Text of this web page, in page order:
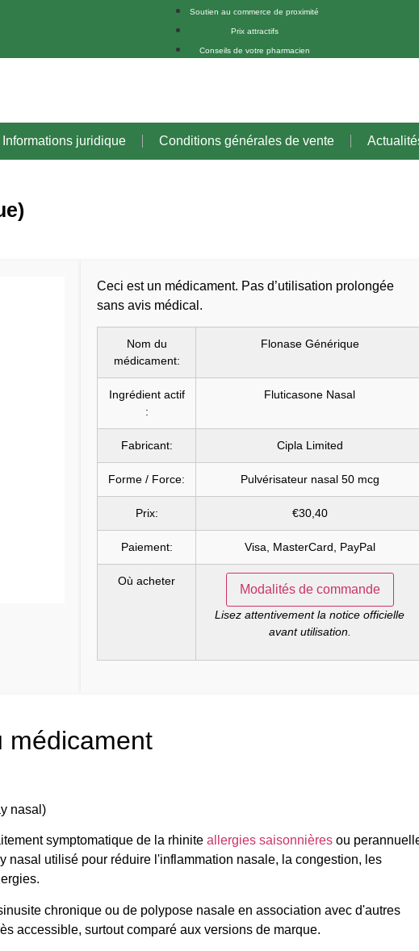
Soutien au commerce de proximité
Prix attractifs
Conseils de votre pharmacien
Informations juridique Conditions générales de vente
Ceci est un médicament. Pas d’utilisation prolongée
sans avis médical.
Nom du
médicament:
Flonase Générique
Ingrédient actif
:
Fluticasone Nasal
Fabricant: Cipla Limited
Forme / Force: Pulvérisateur nasal 50 mcg
Prix: €30,40
Paiement: Visa, MasterCard, PayPal
Où acheter
Modalités de commande
Lisez attentivement la notice officielle
avant utilisation.
médicament
nasal)
symptomatique de la rhinite allergies saisonnières ou
nasal utilisé pour réduire l'inflammation nasale, la congestion, les
chronique ou de polypose nasale en association avec d'autres
accessible, surtout comparé aux versions de marque.